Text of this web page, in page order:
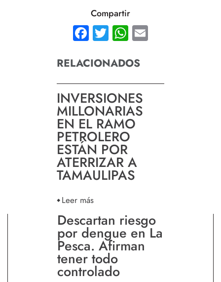
Compartir
Facebook
TwitterWhatsApp
RELACIONADOS
INVERSIONES
MILLONARIAS
EN EL RAMO
PETROLERO
ESTÁN POR
ATERRIZAR A
TAMAULIPAS
Leer más
Descartan riesgo
por dengue en La
Pesca. Afirman
tener todo
controlado